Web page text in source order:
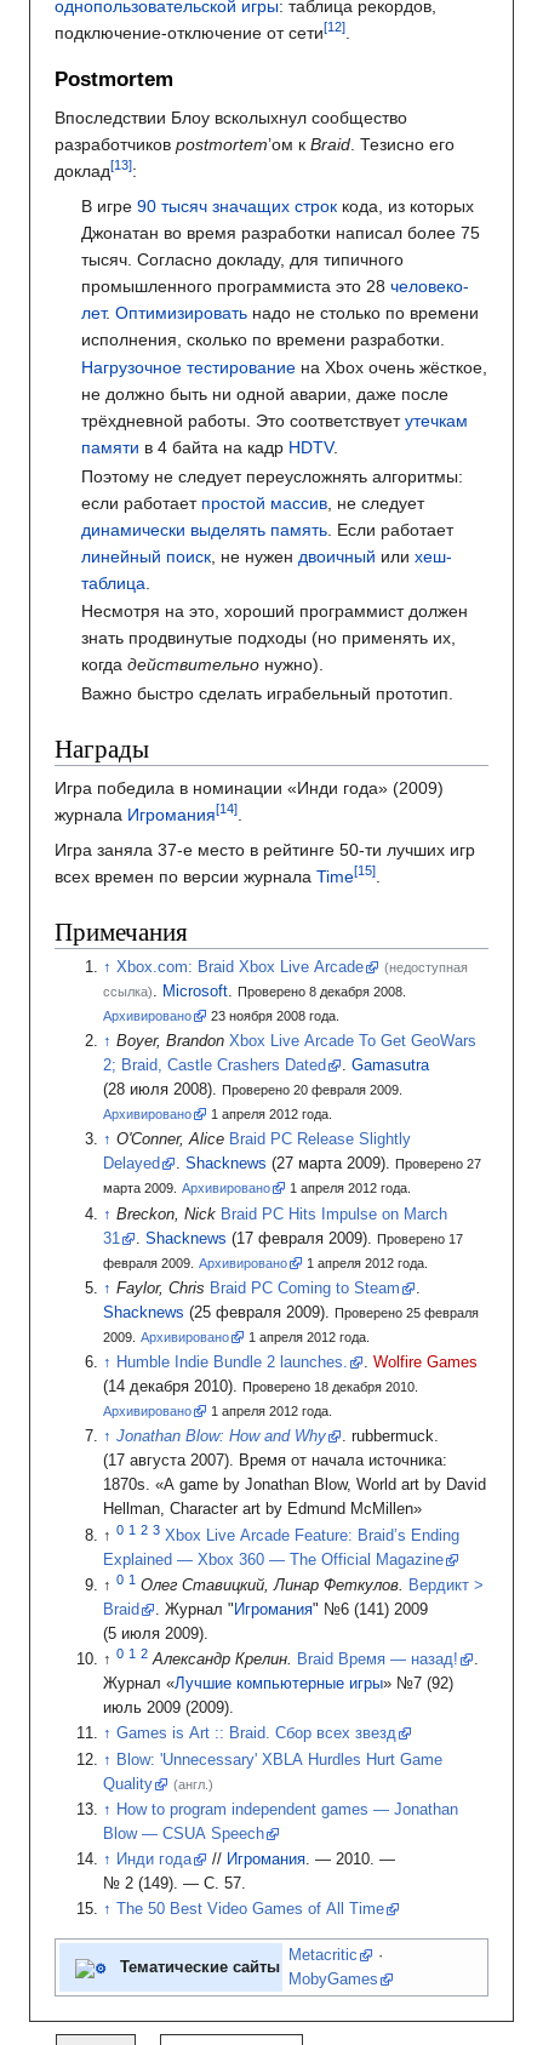
однопользовательской игры: таблица рекордов,
подключение-отключение от сети
Postmortem
Впоследствии Блоу всколыхнул сообщество
разработчиков postmortem’ом к Braid . Тезисно его
доклад
:
В игре90 тысяч значащих строк кода, из которых
Джонатан во время разработки написал более 75
тысяч. Согласно докладу, для типичного
промышленного программиста это 28человеко-
лет.Оптимизировать надо не столько по времени
исполнения, сколько по времени разработки.
Нагрузочное тестирование на Xbox очень жёсткое,
не должно быть ни одной аварии, даже после
трёхдневной работы. Это соответствуетутечкам
памяти в 4 байта на кадр HDTV.
Поэтому не следует переусложнять алгоритмы:
если работает простой массив , не следует
динамически выделять память . Если работает
линейный поиск , не нужен двоичный илихеш-
таблица
Несмотря на это, хороший программист должен
знать продвинутые подходы (но применять их,
когдадействительно нужно).
Важно быстро сделать играбельный прототип.
Награды
Игра победила в номинации «Инди года» (2009)
журнала Игромания
Игра заняла 37-е место в рейтинге 50-ти лучших игр
всех времен по версии журнала Time
Примечания
Xbox.com: Braid Xbox Live Arcade
(недоступная
ссылка). Microsoft. Проверено 8 декабря 2008.
Архивировано
23 ноября 2008 года.
Boyer, Brandon Xbox Live Arcade To Get GeoWars
2; Braid, Castle Crashers Dated
. Gamasutra
(28 июля 2008). Проверено 20 февраля 2009.
Архивировано
1 апреля 2012 года.
O'Conner, Alice Braid PC Release Slightly
Delayed
. Shacknews (27 марта 2009). Проверено 27
марта 2009.
Архивировано 1 апреля 2012 года.
Breckon, Nick Braid PC Hits Impulse on March
31
Shacknews (17 февраля 2009).
Проверено 17
февраля 2009.
Архивировано 1 апреля 2012 года.
Faylor, Chris Braid PC Coming to Steam
.
Shacknews (25 февраля 2009). Проверено 25 февраля
2009.
Архивировано 1 апреля 2012 года.
Humble Indie Bundle 2 launches. . Wolfire Games
(14 декабря 2010). Проверено 18 декабря 2010.
Архивировано
1 апреля 2012 года.
Jonathan Blow: How and Why . rubbermuck.
(17 августа 2007). Время от начала источника:
1870s. «A game by Jonathan Blow, World art by David
Hellman, Character art by Edmund McMillen»
Xbox Live Arcade Feature: Braid’s Ending
Explained — Xbox 360 — The Official Magazine
Олег Ставицкий, Линар Феткулов. Вердикт >
Braid
. Журнал " Игромания" №6 (141) 2009
(5 июля 2009).
Александр Крелин. Braid Время — назад!
.
Журнал «Лучшие компьютерные игры» №7 (92)
июль 2009 (2009).
Games is Art :: Braid. Сбор всех звезд
Blow: 'Unnecessary' XBLA Hurdles Hurt Game
Quality
(англ.)
How to program independent games — Jonathan
Blow — CSUA Speech
Инди года
// Игромания. — 2010. —
№ 2 (149). —С. 57.
The 50 Best Video Games of All Time
Тематические сайты
Metacritic
·
MobyGames